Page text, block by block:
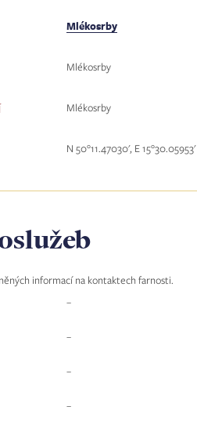
Mlékosrby
Mlékosrby
Mlékosrby
N 50°11.47030', E 15°30.05953'
informací na kontaktech farnosti.
–
–
–
–